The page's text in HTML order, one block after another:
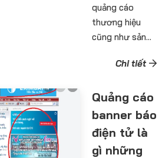
quảng cáo
thương hiệu
cũng như sản...
Chi tiết
Quảng cáo
banner báo
điện tử là
gì những